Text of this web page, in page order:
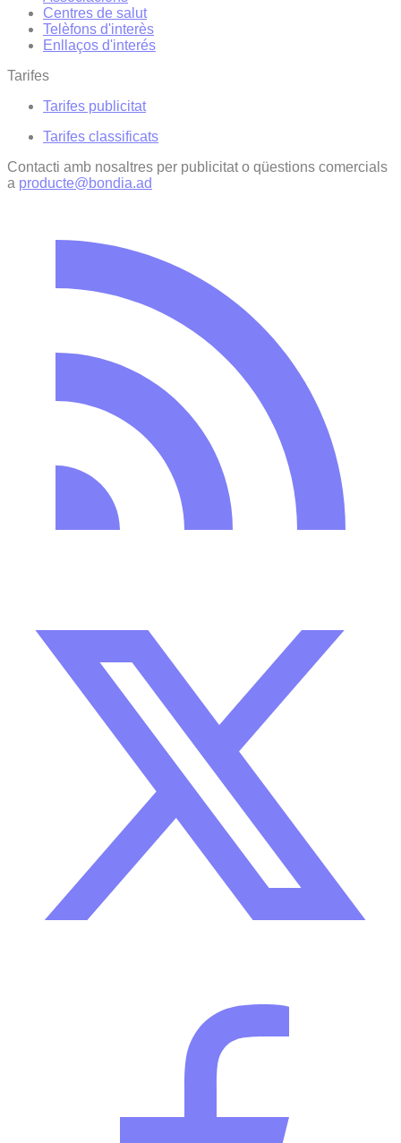
Centres de salut
Telèfons d'interès
Enllaços d'interés
Tarifes
Tarifes publicitat
Tarifes classificats
Contacti amb nosaltres per publicitat o qüestions comercials
a producte@bondia.ad